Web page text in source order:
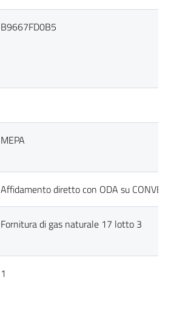
B9667FD0B5
MEPA
Affidamento diretto con ODA su
Fornitura di gas naturale 17 lotto 3
1